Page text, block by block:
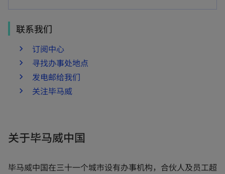
联系我们
订阅中心
寻找办事处地点
发电邮给我们
关注毕马威
关于毕马威中国
毕马威中国在三十一个城市设有办事机构，合伙人及员工超